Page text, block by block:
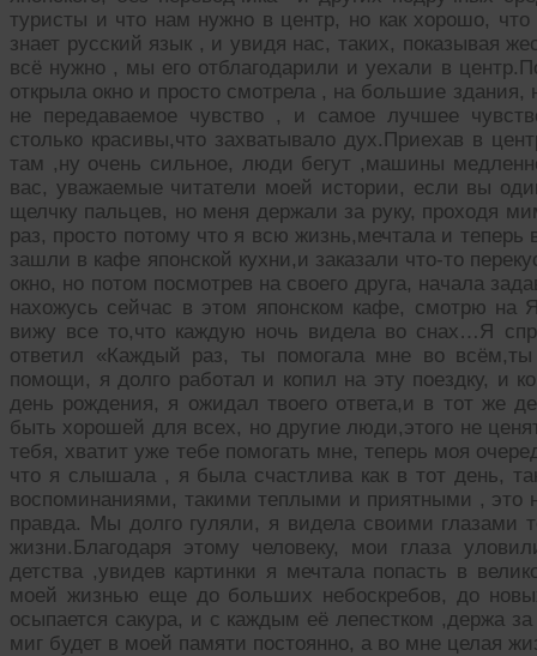
туристы и что нам нужно в центр, но как хорошо,
знает русский язык , и увидя нас, таких, показывая
всё нужно , мы его отблагодарили и уехали в
открыла окно и просто смотрела , на большие здания,
не передаваемое чувство , и самое лучшее
столько красивы,что захватывало дух.Приехав в
там ,ну очень сильное, люди бегут ,машины
вас, уважаемые читатели моей истории, если вы
щелчку пальцев, но меня держали за руку, проходя
раз, просто потому что я всю жизнь,мечтала и
зашли в кафе японской кухни,и заказали что-то
окно, но потом посмотрев на своего друга, начала
нахожусь сейчас в этом японском кафе, смотрю на
вижу все то,что каждую ночь видела во снах…Я
ответил «Каждый раз, ты помогала мне во
помощи, я долго работал и копил на эту поездку, и
день рождения, я ожидал твоего ответа,и в тот же
быть хорошей для всех, но другие люди,этого не
тебя, хватит уже тебе помогать мне, теперь моя
что я слышала , я была счастлива как в тот день,
воспоминаниями, такими теплыми и приятными , это
правда. Мы долго гуляли, я видела своими глазами
жизни.Благодаря этому человеку, мои глаза
детства ,увидев картинки я мечтала попасть в
моей жизнью еще до больших небоскребов, до
осыпается сакура, и с каждым её лепестком ,держа
миг будет в моей памяти постоянно, а во мне целая